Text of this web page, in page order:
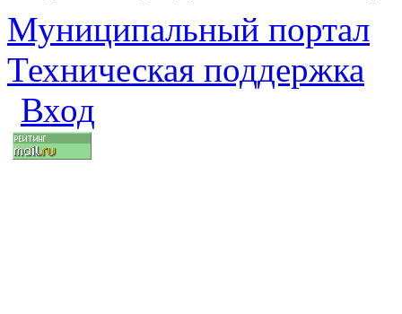
Муниципальный портал
Техническая поддержка
Вход